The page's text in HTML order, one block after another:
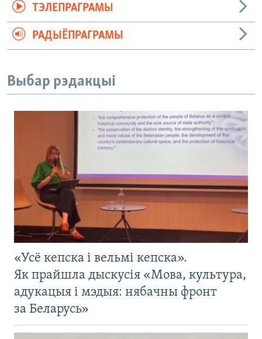
ТЭЛЕПРАГРАМЫ
РАДЫЁПРАГРАМЫ
Выбар рэдакцыі
«Усё кепска і вельмі кепска».
Як прайшла дыскусія «Мова, культура,
адукацыя і мэдыя: нябачны фронт
за Беларусь»